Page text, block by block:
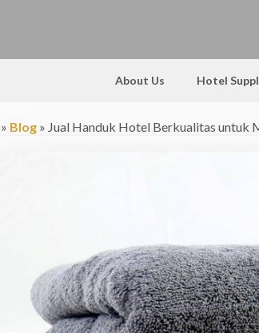
About Us Hotel
» Blog » Jual Handuk Hotel Berkualitas untuk